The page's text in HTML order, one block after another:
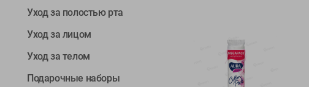
Уход за полостью рта
Уход за лицом
Уход за телом
Подарочные наборы